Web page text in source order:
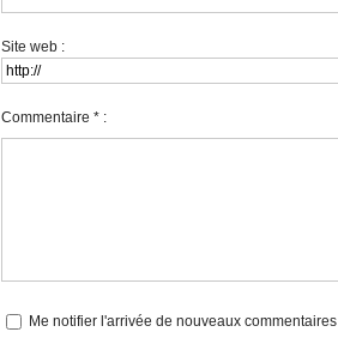
Site web :
Commentaire * :
Me notifier l'arrivée de nouveaux commentaires